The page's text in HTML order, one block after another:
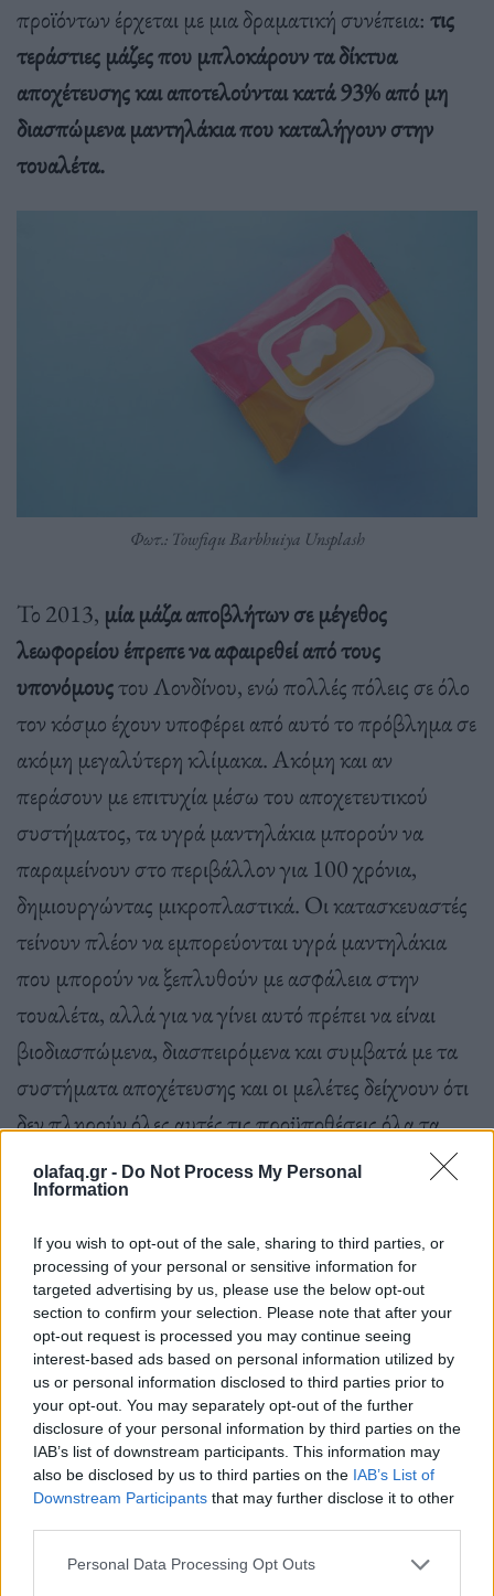
olafaq.gr - Do Not Process My Personal
Information
If you wish to opt-out of the sale, sharing to third parties, or
processing of your personal or sensitive information for
targeted advertising by us, please use the below opt-out
section to confirm your selection. Please note that after your
opt-out request is processed you may continue seeing
interest-based ads based on personal information utilized by
us or personal information disclosed to third parties prior to
your opt-out. You may separately opt-out of the further
disclosure of your personal information by third parties on the
IAB’s list of downstream participants. This information may
also be disclosed by us to third parties on the IAB’s List of
Downstream Participants that may further disclose it to other
Personal Data Processing Opt Outs
προϊόντων έρχεται με μια δραματική συνέπεια: τις
τεράστιες μάζες που μπλοκάρουν τα δίκτυα
αποχέτευσης και αποτελούνται κατά 93% από μη
διασπώμενα μαντηλάκια που καταλήγουν στην
τουαλέτα.
Φωτ.: Towfiqu Barbhuiya Unsplash
Το 2013, μία μάζα αποβλήτων σε μέγεθος
λεωφορείου έπρεπε να αφαιρεθεί από τους
υπονόμουςτου Λονδίνου, ενώ πολλές πόλεις σε όλο
τον κόσμο έχουν υποφέρει από αυτό το πρόβλημα σε
ακόμη μεγαλύτερη κλίμακα. Ακόμη και αν
περάσουν με επιτυχία μέσω του αποχετευτικού
συστήματος, τα υγρά μαντηλάκια μπορούν να
παραμείνουν στο περιβάλλον για 100 χρόνια,
δημιουργώντας μικροπλαστικά. Οι κατασκευαστές
τείνουν πλέον να εμπορεύονται υγρά μαντηλάκια
που μπορούν να ξεπλυθούν με ασφάλεια στην
τουαλέτα, αλλά για να γίνει αυτό πρέπει να είναι
βιοδιασπώμενα, διασπειρόμενα και συμβατά με τα
συστήματα αποχέτευσης και οι μελέτες δείχνουν ότι
δεν πληρούν όλες αυτές τις προϋποθέσεις όλα τα
προϊόντα που επισημαίνονται ως τέτοια. Στο
Ηνωμένο Βασίλειο υπάρχει μια πρωτοβουλία για
την απαγόρευση της χρήσης πλαστικών στα
μαντηλάκια. Μια άλλη επιλογή, η οποία είναι πάντα
πιο φιλική προς το περιβάλλον, είναι να απορρίψετε
εντελώς τα προϊόντα μιας χρήσης.
Κάποια Αντιηλιακά
Δεδομένου ότι η έκθεση στον ήλιο αναγνωρίζεται
ευρέως ως παράγοντας κινδύνου για καρκίνο του
δέρματος, η αντηλιακή προστασία είναι μια